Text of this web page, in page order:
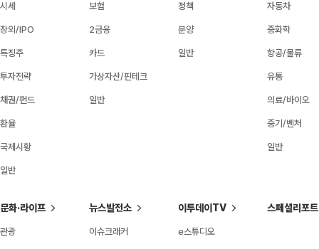
시세
장외/IPO
특징주
투자전략
채권/펀드
환율
국제시황
일반
보험
2금융
카드
가상자산/핀테크
일반
정책
분양
일반
자동차
중화학
항공/물류
유통
의료/바이오
중기/벤처
일반
문화·라이프
관광
뉴스발전소
이슈크래커
이투데이TV
e스튜디오
스페셜리포트